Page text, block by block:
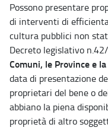
Possono presentare
di interventi di
cultura pubblici non
Decreto legislativo
Comuni, le Province e
data di presentazione
proprietari del bene o
abbiano la piena
proprietà di altro